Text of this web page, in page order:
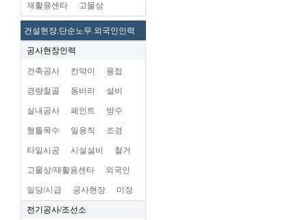
재활용센타 고물상
건설현장.단순노무.외국인인력
공사현장인력
건축공사 칸막이 용접
경량철골 동바리 설비
실내공사 페인트 방수
형틀목수 일용직 조경
타일시공 시설설비 철거
고물상/재활용센타 외국인
일당/시급 공사현장 미장
전기공사/조선소